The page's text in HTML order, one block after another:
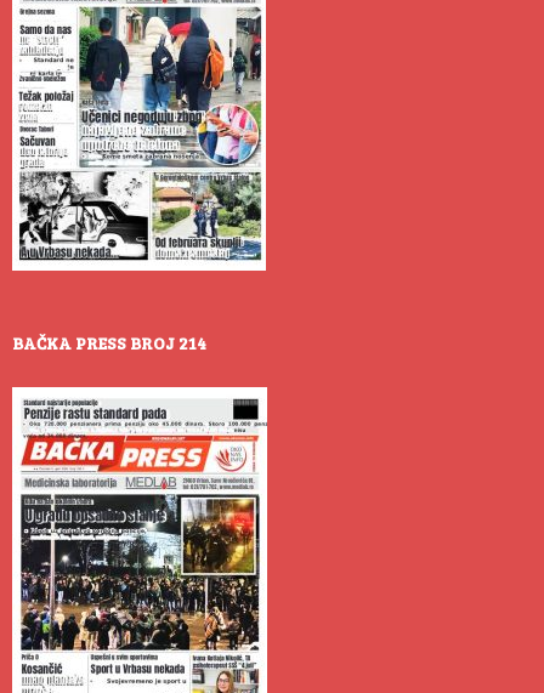
BAČKA PRESS BROJ 214